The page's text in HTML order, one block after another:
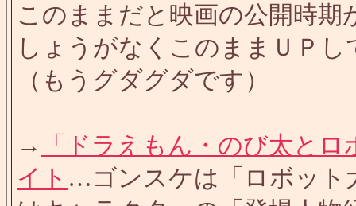
このままだと映画の公開時
しょうがなくこのままＵＰ
（もうグダグダです）
→
「ドラえもん・のび太と
イト …ゴンスケは「ロボット